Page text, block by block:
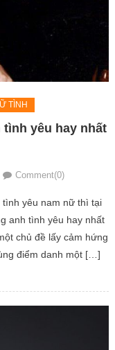
TÌNH
yêu hay nhất
Comment(0)
yêu nam nữ thì tại
anh tình yêu hay nhất
chủ đề lấy cảm hứng
điểm danh một […]